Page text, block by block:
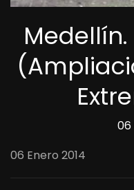
06
06 Enero 2014